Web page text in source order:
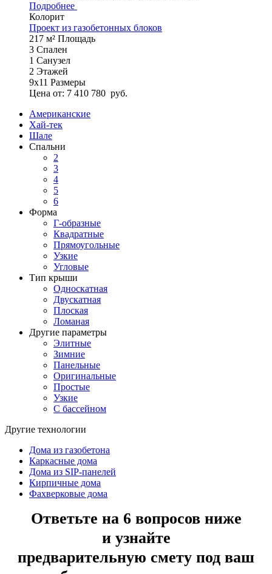
Подробнее
Колорит
Проект из газобетонных блоков
217 м² Площадь
3 Спален
1 Санузел
2 Этажей
9х11 Размеры
Цена от: 7 410 780 руб.
Американские
Хай-тек
Шале
Спальни
2
3
4
5
6
Форма
Г-образные
Квадратные
Прямоугольные
Узкие
Угловые
Тип крыши
Односкатная
Двускатная
Плоская
Ломаная
Другие параметры
Элитные
Зимние
Панельные
Оригинальные
Простые
Узкие
С бассейном
Другие технологии
Дома из газобетона
Каркасные дома
Дома из SIP-панелей
Кирпичные дома
Фахверковые дома
Ответьте на 6 вопросов ниже
и узнайте
предварительную смету под ваш